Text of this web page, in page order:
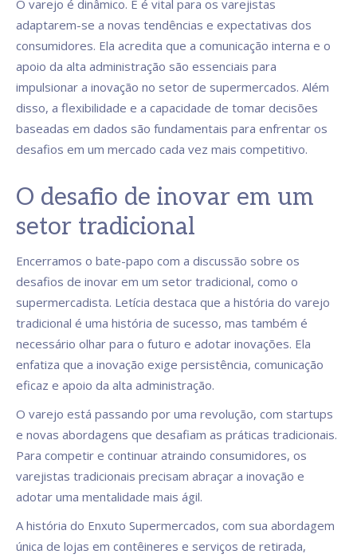
O varejo é dinâmico. E é vital para os varejistas
adaptarem-se a novas tendências e expectativas dos
consumidores. Ela acredita que a comunicação interna e o
apoio da alta administração são essenciais para
impulsionar a inovação no setor de supermercados. Além
disso, a flexibilidade e a capacidade de tomar decisões
baseadas em dados são fundamentais para enfrentar os
desafios em um mercado cada vez mais competitivo.
O desafio de inovar em um
setor tradicional
Encerramos o bate-papo com a discussão sobre os
desafios de inovar em um setor tradicional, como o
supermercadista. Letícia destaca que a história do varejo
tradicional é uma história de sucesso, mas também é
necessário olhar para o futuro e adotar inovações. Ela
enfatiza que a inovação exige persistência, comunicação
eficaz e apoio da alta administração.
O varejo está passando por uma revolução, com startups
e novas abordagens que desafiam as práticas tradicionais.
Para competir e continuar atraindo consumidores, os
varejistas tradicionais precisam abraçar a inovação e
adotar uma mentalidade mais ágil.
A história do Enxuto Supermercados, com sua abordagem
única de lojas em contêineres e serviços de retirada,